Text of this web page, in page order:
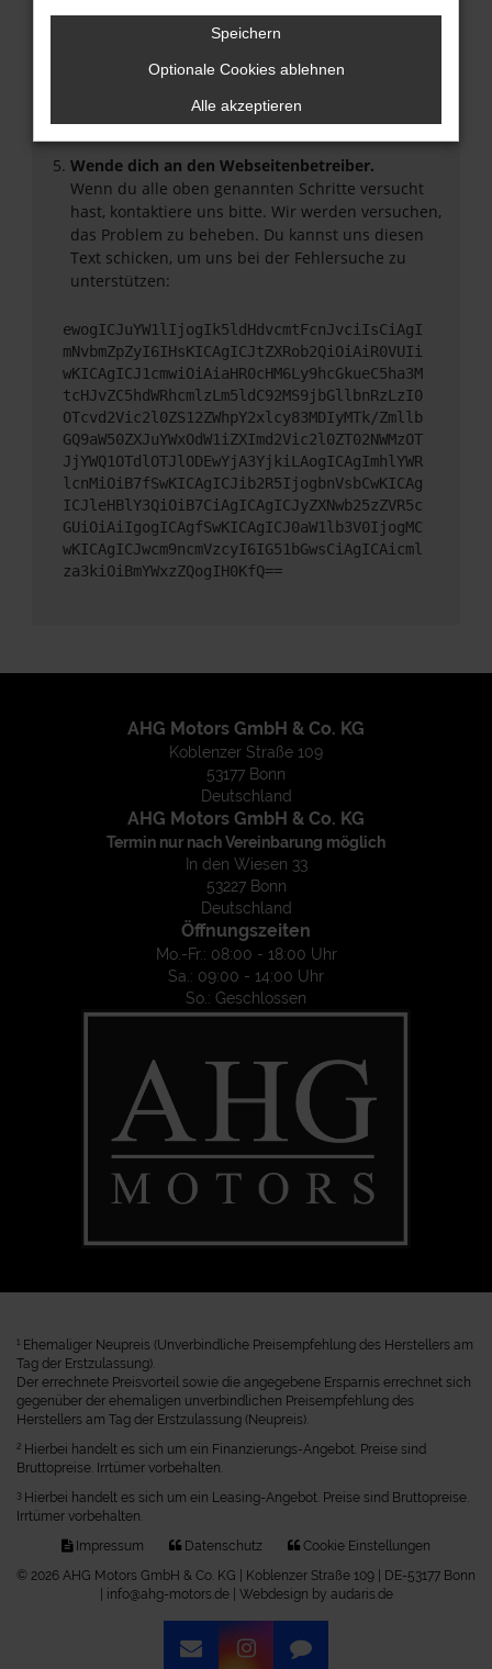
Stelle sicher, dass dein Browser und dein
Betriebssystem auf dem neuesten Stand sind.
Veraltete Software birgt nicht nur ein
dass bestimmte Funktionen nicht mehr
Wende dich an den Webseitenbetreiber.
Wenn du alle oben genannten Schritte versucht
hast, kontaktiere uns bitte. Wir werden versuchen,
das Problem zu beheben. Du kannst uns diesen
Text schicken, um uns bei der Fehlersuche zu
unterstützen:
ewogICJuYW1lIjogIk5ldHdvcmtFcnJvciIsCiAgI
mNvbmZpZyI6IHsKICAgICJtZXRob2QiOiAiR0VUIi
wKICAgICJ1cmwiOiAiaHR0cHM6Ly9hcGkueC5ha3M
tcHJvZC5hdWRhcmlzLm5ldC92MS9jbGllbnRzLzI0
OTcvd2Vic2l0ZS12ZWhpY2xlcy83MDIyMTk/Zmllb
GQ9aW50ZXJuYWxOdW1iZXImd2Vic2l0ZT02NWMzOT
JjYWQ1OTdlOTJlODEwYjA3YjkiLAogICAgImhlYWR
lcnMiOiB7fSwKICAgICJib2R5IjogbnVsbCwKICAg
ICJleHBlY3QiOiB7CiAgICAgICJyZXNwb25zZVR5c
GUiOiAiIgogICAgfSwKICAgICJ0aW1lb3V0IjogMC
wKICAgICJwcm9ncmVzcyI6IG51bGwsCiAgICAicml
za3kiOiBmYWxzZQogIH0KfQ==
AHG Motors GmbH & Co. KG
Koblenzer Straße 109
53177 Bonn
Deutschland
AHG Motors GmbH & Co. KG
Termin nur nach Vereinbarung möglich
In den Wiesen 33
53227 Bonn
Deutschland
Öffnungszeiten
Mo.-Fr.: 08:00 - 18:00 Uhr
Sa.: 09:00 - 14:00 Uhr
So.: Geschlossen
1
Ehemaliger Neupreis (Unverbindliche Preisempfehlung des Herstellers am
Tag der Erstzulassung).
Der errechnete Preisvorteil sowie die angegebene Ersparnis errechnet sich
gegenüber der ehemaligen unverbindlichen Preisempfehlung des
Herstellers am Tag der Erstzulassung (Neupreis).
2 Hierbei handelt es sich um ein Finanzierungs-Angebot. Preise sind
Bruttopreise. Irrtümer vorbehalten.
3 Hierbei handelt es sich um ein Leasing-Angebot. Preise sind Bruttopreise.
Irrtümer vorbehalten.
Impressum
Datenschutz
Cookie Einstellungen
© 2026 AHG Motors GmbH & Co. KG | Koblenzer Straße 109 | DE-53177 Bonn
| info@ahg-motors.de | Webdesign by audaris.de
Speichern
Optionale Cookies ablehnen
Alle akzeptieren